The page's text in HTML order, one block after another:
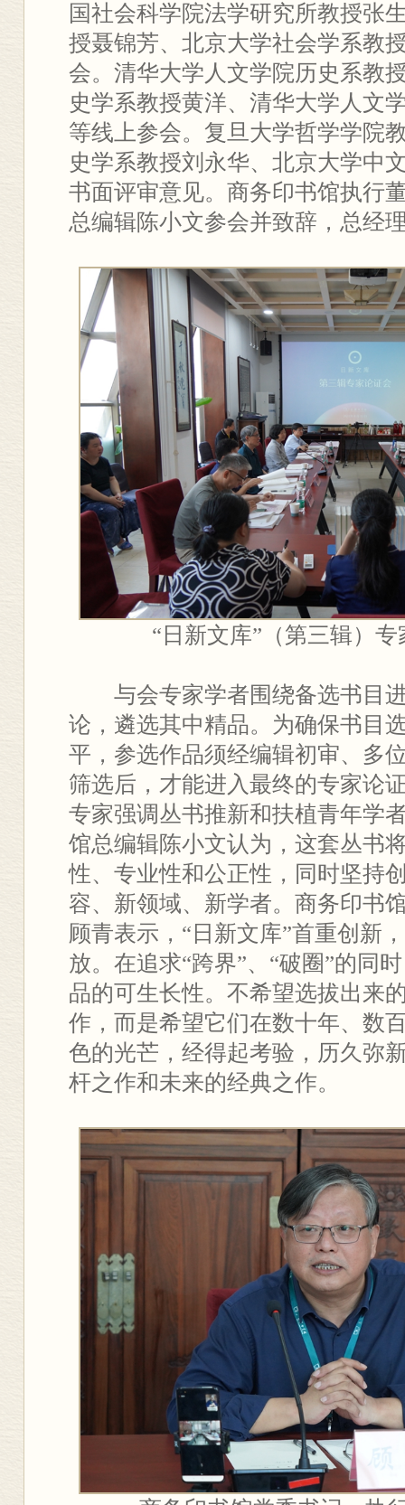
国社会科学院法学研究所教授张
授聂锦芳、北京大学社会学系教
会。清华大学人文学院历史系教
史学系教授黄洋、清华大学人文
等线上参会。复旦大学哲学学院
史学系教授刘永华、北京大学中
书面评审意见。商务印书馆执行
总编辑陈小文参会并致辞，总经
“日新文库”（第三辑）
与会专家学者围绕备选书目
论，遴选其中精品。为确保书目
平，参选作品须经编辑初审、多
筛选后，才能进入最终的专家论
专家强调丛书推新和扶植青年学
馆总编辑陈小文认为，这套丛书
性、专业性和公正性，同时坚持
容、新领域、新学者。商务印书
顾青表示，“日新文库”首重创新
放。在追求“跨界”、“破圈”的同
品的可生长性。不希望选拔出来
作，而是希望它们在数十年、数
色的光芒，经得起考验，历久弥
杆之作和未来的经典之作。